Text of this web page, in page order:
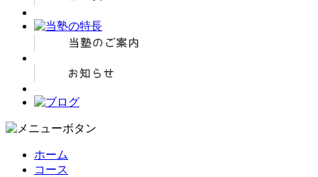
ホーム
コース